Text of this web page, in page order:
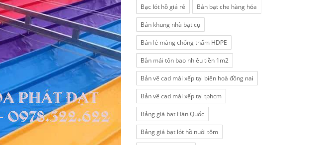
Bạc lót hồ giá rẻ Bán bạt che hàng hóa
Bán khung nhà bạt cụ
Bán lẻ màng chống thấm HDPE
Bắn mái tôn bao nhiêu tiền 1m2
Bản vẽ cad mái xếp tại biên hoà đồng nai
Bản vẽ cad mái xếp tại tphcm
Bảng giá bạt Hàn Quốc
Bảng giá bạt lót hồ nuôi tôm